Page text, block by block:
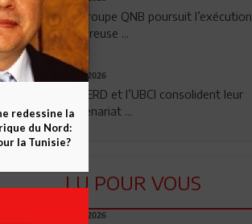
Le Groupe QNB poursuit l’exécution
rigoureuse ...
24.07.2026
La BERD et l’UBCI consolident leur
partenariat ...
LU POUR VOUS
23.04.2026
redessine la
du Nord:
la Tunisie?